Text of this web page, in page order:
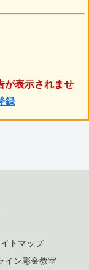
が表示されませ
録
トマップ
イン彫金教室